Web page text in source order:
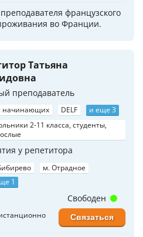
французского
во Франции.
Татьяна
преподаватель
начинающих DELF
и еще 3
2-11 класса, студенты,
у репетитора
м. Отрадное
1
Свободен
Связаться